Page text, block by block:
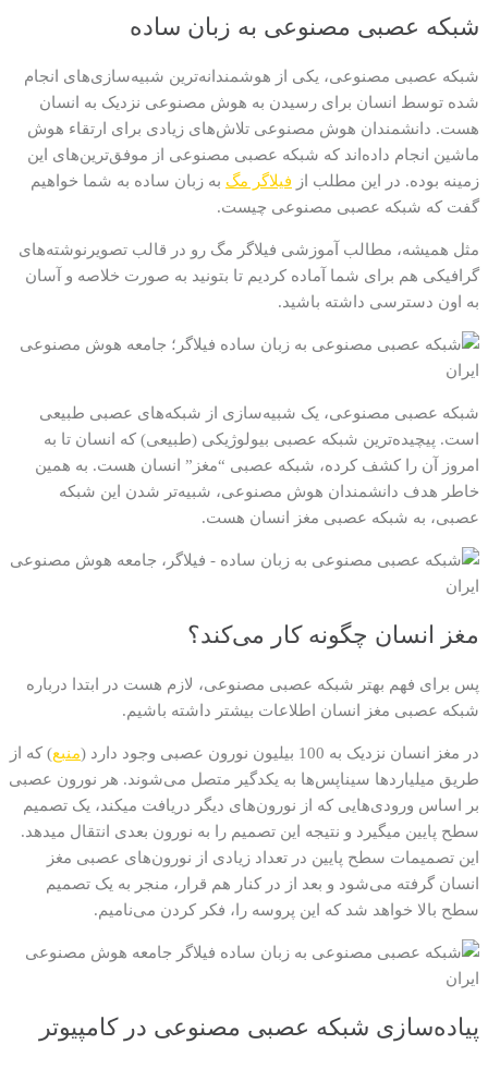
شبکه عصبی مصنوعی به زبان ساده
شبکه عصبی مصنوعی، یکی از هوشمندانه‌ترین شبیه‌سازی‌های انجام
شده توسط انسان برای رسیدن به هوش مصنوعی نزدیک به انسان
هست. دانشمندان هوش مصنوعی تلاش‌های زیادی برای ارتقاء هوش
ماشین انجام داده‌اند که شبکه عصبی مصنوعی از موفق‌ترین‌های این
زمینه بوده. در این مطلب از فیلاگر مگ به زبان ساده به شما خواهیم
گفت که شبکه عصبی مصنوعی چیست.
مثل همیشه، مطالب آموزشی فیلاگر مگ رو در قالب تصویرنوشته‌های
گرافیکی هم برای شما آماده کردیم تا بتونید به صورت خلاصه و آسان
به اون دسترسی داشته باشید.
شبکه عصبی مصنوعی، یک شبیه‌سازی از شبکه‌های عصبی طبیعی
است. پیچیده‌ترین شبکه عصبی بیولوژیکی (طبیعی) که انسان تا به
امروز آن را کشف کرده، شبکه عصبی “مغز” انسان هست. به همین
خاطر هدف دانشمندان هوش مصنوعی، شبیه‌تر شدن این شبکه
عصبی، به شبکه عصبی مغز انسان هست.
مغز انسان چگونه کار می‌کند؟
پس برای فهم بهتر شبکه عصبی مصنوعی، لازم هست در ابتدا درباره
شبکه عصبی مغز انسان اطلاعات بیشتر داشته باشیم.
در مغز انسان نزدیک به 100 بیلیون نورون عصبی وجود دارد ( منبع) که از
طریق میلیاردها سیناپس‌ها به یکدگیر متصل می‌شوند. هر نورون عصبی
بر اساس ورودی‌هایی که از نورون‌های دیگر دریافت میکند، یک تصمیم
سطح پایین میگیرد و نتیجه این تصمیم را به نورون بعدی انتقال میدهد.
این تصمیمات سطح پایین در تعداد زیادی از نورون‌های عصبی مغز
انسان گرفته می‌شود و بعد از در کنار هم قرار، منجر به یک تصمیم
سطح بالا خواهد شد که این پروسه را، فکر کردن می‌نامیم.
پیاده‌سازی شبکه عصبی مصنوعی در کامپیوتر